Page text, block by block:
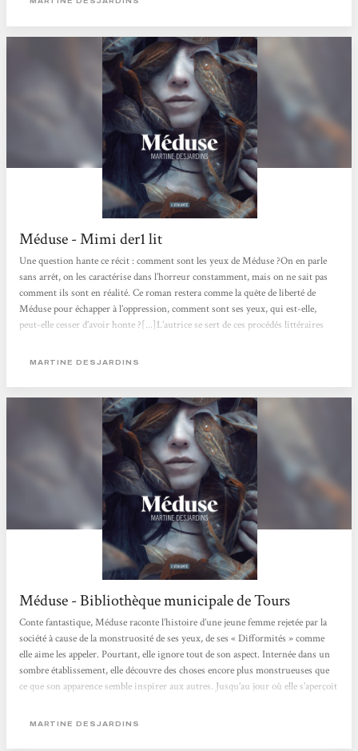
Méduse - Mimi der1 lit
Une question hante ce récit : comment sont les yeux de Méduse ?On en parle
sans arrêt, on les caractérise dans l’horreur constamment, mais on ne sait pas
comment ils sont en réalité. Ce roman restera comme la quête de liberté de
Méduse pour échapper à l’oppression, comment sont ses yeux, qui est-elle,
peut-elle cesser d’avoir honte ?[...]L’autrice se sert de ces procédés littéraires
Si cette existence nous est déjà insupportable, quelle vie est...
MARTINE DESJARDINS
Méduse - Bibliothèque municipale de Tours
Conte fantastique, Méduse raconte l’histoire d’une jeune femme rejetée par la
société à cause de la monstruosité de ses yeux, de ses « Difformités » comme
elle aime les appeler. Pourtant, elle ignore tout de son aspect. Internée dans un
sombre établissement, elle découvre des choses encore plus monstrueuses que
ce que son apparence semble inspirer aux autres. Jusqu’au jour où elle s’aperçoit
sauver… Martine Desjardins nous offre une histoire captivante au...
MARTINE DESJARDINS